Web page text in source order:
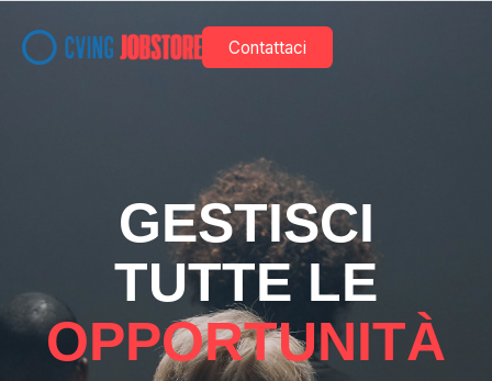
Contattaci
GESTISCI
TUTTE LE
OPPORTUNITÀ